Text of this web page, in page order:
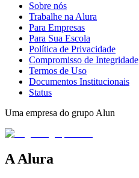
Sobre nós
Trabalhe na Alura
Para Empresas
Para Sua Escola
Política de Privacidade
Compromisso de Integridade
Termos de Uso
Documentos Institucionais
Status
Uma empresa do grupo Alun
A Alura